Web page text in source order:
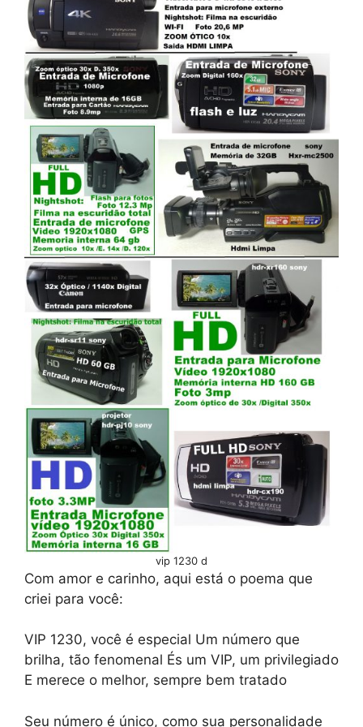
vip 1230 d
Com amor e carinho, aqui está o poema que
criei para você:
VIP 1230, você é especial Um número que
brilha, tão fenomenal És um VIP, um privilegiado
E merece o melhor, sempre bem tratado
Seu número é único, como sua personalidade